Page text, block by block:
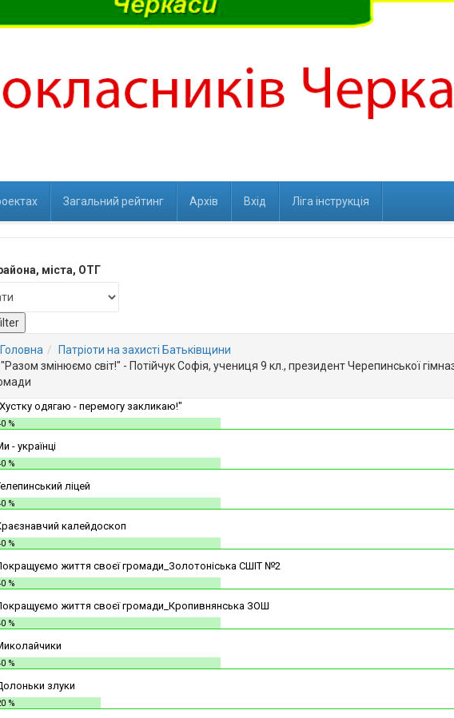
Загальний рейтинг Архів Вхід Ліга інструкція
міста, ОТГ
Головна
Патріоти на захисті Батьківщини
"Разом змінюємо світ!" - Потійчук Софія, учениця 9 кл., президент Черепинської
одягаю - перемогу закликаю!"
%
- українці
%
ліцей
%
калейдоскоп
%
життя своєї громади_Золотоніська СШІТ №2
%
життя своєї громади_Кропивнянська ЗОШ
%
%
злуки
%